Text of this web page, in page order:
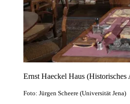
Ernst Haeckel Haus (Historisches
Foto: Jürgen Scheere (Universität Jena)